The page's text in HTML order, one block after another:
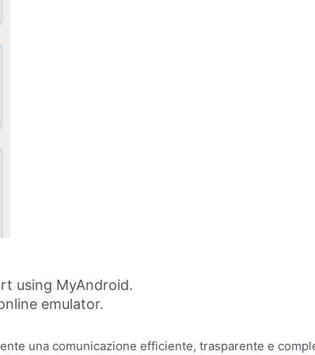
using MyAndroid.
emulator.
una comunicazione efficiente, trasparente e